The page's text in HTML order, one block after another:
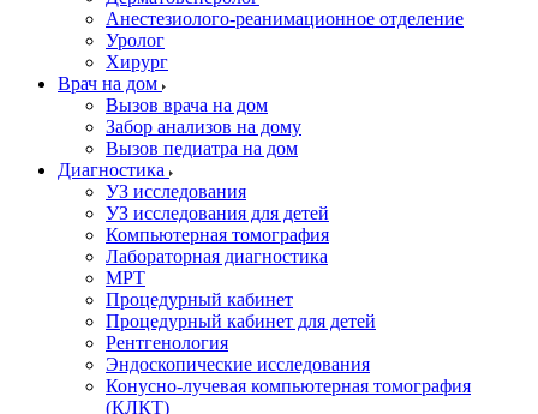
Анестезиолого-реанимационное отделение
Уролог
Хирург
Врач на дом
Вызов врача на дом
Забор анализов на дому
Вызов педиатра на дом
Диагностика
УЗ исследования
УЗ исследования для детей
Компьютерная томография
Лабораторная диагностика
МРТ
Процедурный кабинет
Процедурный кабинет для детей
Рентгенология
Эндоскопические исследования
Конусно-лучевая компьютерная томография
(КЛКТ)